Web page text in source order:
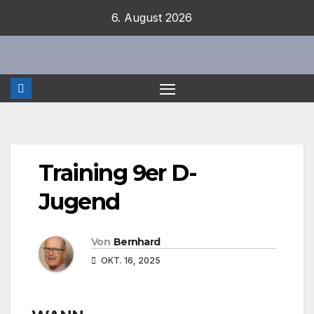
6. August 2026
Training 9er D-
Jugend
Von Bernhard
OKT. 16, 2025